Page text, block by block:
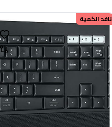
نافد الكمية